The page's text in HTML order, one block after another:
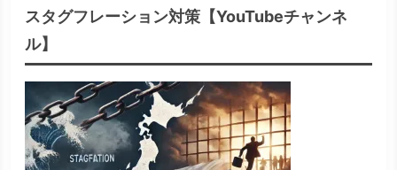
スタグフレーション対策【YouTubeチャンネ
ル】